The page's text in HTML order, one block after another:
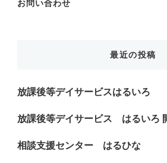
お問い合わせ
最近の投稿
放課後等デイサービスはるいろ
放課後等デイサービス はるいろ
相談支援センター はるひな